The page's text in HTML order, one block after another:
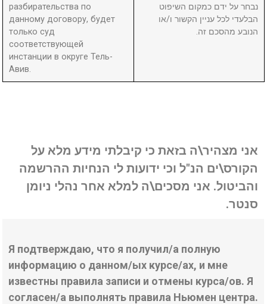
разбирательства по
данному договору, будет
только суд
соответствующей
инстанции в округе Тель-
Авив.
נבחר על ידם כמקום השיפוט
הבלעדי לכל עניין הקשור ו/או
הנובע מהסכם זה.
אני מצהיר\ה בזאת כי קיבלתי מידע מלא על
הקורס\ים הנ"ל וכי ידועות לי הנחיות ההרשמה
והביטול. אני מסכים\ה למלא אחר נהלי ניומן
סנטר.
Я подтверждаю, что я получил/а полную
информацию о данном/ых курсе/ах, и мне
известны правила записи и отмены курса/ов. Я
согласен/а выполнять правила Ньюмен центра.